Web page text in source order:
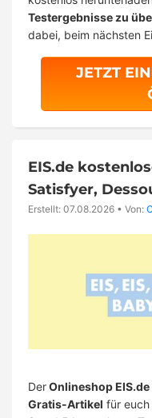
Testergebnisse zu
dabei, beim nächsten
JETZT
EIS.de
Satisfyer,
Erstellt: 07.08.2026 • Von:
DerOnlineshop EIS.de
Gratis-Artikel für